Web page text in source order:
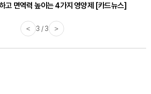
고 면역력 높이는 4가지 영양제 [카드뉴스]
< 3 / 3 >